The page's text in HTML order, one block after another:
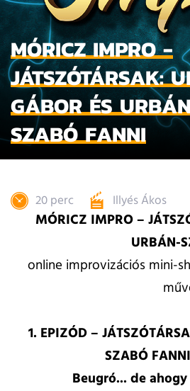
MÓRICZ IMPRO -
JÁTSZÓTÁRSAK:
GÁBOR ÉS
SZABÓ FANNI
20 perc Illyés Ákos
MÓRICZ IMPRO –
URBÁN-
online improvizációs mini-
1. EPIZÓD –
SZABÓ
Beugró... de